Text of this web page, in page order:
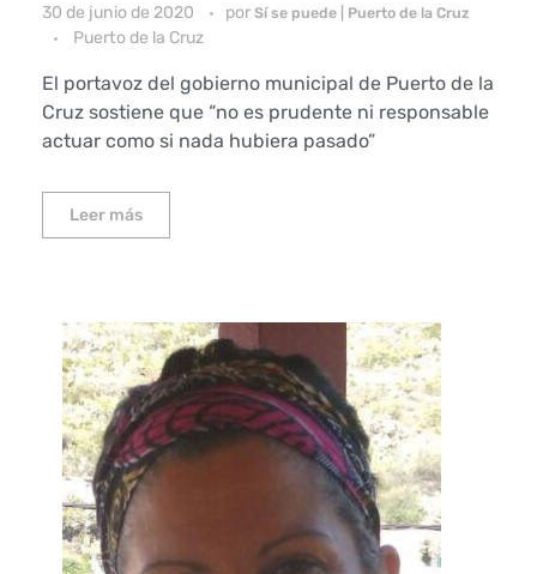
30 de junio de 2020 por Sí se puede | Puerto de la Cruz
Puerto de la Cruz
El portavoz del gobierno municipal de Puerto de la
Cruz sostiene que “no es prudente ni responsable
actuar como si nada hubiera pasado”
Leer más